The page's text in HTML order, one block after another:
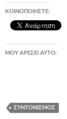
ΚΟΙΝΟΠΟΙΉΣΤΕ:
ΜΟΥ ΑΡΈΣΕΙ ΑΥΤΌ:
ΣΥΝΤΟΝΙΣΜΌΣ